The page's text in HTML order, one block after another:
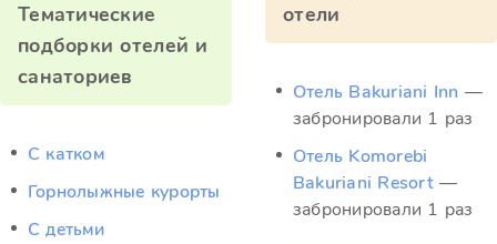
Тематические
подборки отелей и
санаториев
C катком
Горнолыжные курорты
С детьми
отели
Отель Bakuriani Inn —
забронировали 1 раз
Отель Komorebi
Bakuriani Resort —
забронировали 1 раз